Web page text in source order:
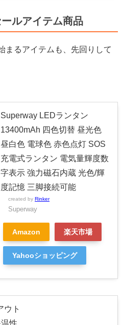
ルアイテム商品
まるアイテムも、先回りして
Superway LEDランタン
13400mAh 四色切替 昼光色
昼白色 電球色 赤色点灯 SOS
充電式ランタン 電気量輝度数
字表示 強力磁石内蔵 光色/輝
度記憶 三脚接続可能
created by Rinker
Superway
Amazon 楽天市場
Yahooショッピング
ウト
性